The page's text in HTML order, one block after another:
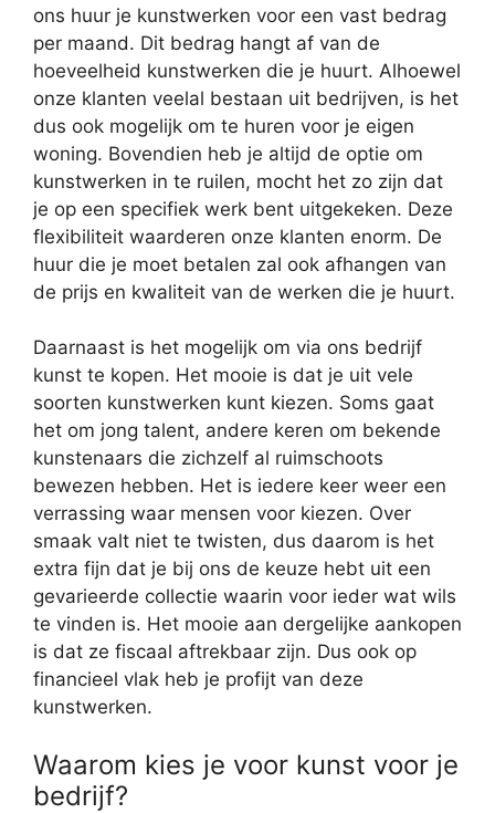
ons huur je kunstwerken voor een vast bedrag
per maand. Dit bedrag hangt af van de
hoeveelheid kunstwerken die je huurt. Alhoewel
onze klanten veelal bestaan uit bedrijven, is het
dus ook mogelijk om te huren voor je eigen
woning. Bovendien heb je altijd de optie om
kunstwerken in te ruilen, mocht het zo zijn dat
je op een specifiek werk bent uitgekeken. Deze
flexibiliteit waarderen onze klanten enorm. De
huur die je moet betalen zal ook afhangen van
de prijs en kwaliteit van de werken die je huurt.
Daarnaast is het mogelijk om via ons bedrijf
kunst te kopen. Het mooie is dat je uit vele
soorten kunstwerken kunt kiezen. Soms gaat
het om jong talent, andere keren om bekende
kunstenaars die zichzelf al ruimschoots
bewezen hebben. Het is iedere keer weer een
verrassing waar mensen voor kiezen. Over
smaak valt niet te twisten, dus daarom is het
extra fijn dat je bij ons de keuze hebt uit een
gevarieerde collectie waarin voor ieder wat wils
te vinden is. Het mooie aan dergelijke aankopen
is dat ze fiscaal aftrekbaar zijn. Dus ook op
financieel vlak heb je profijt van deze
kunstwerken.
Waarom kies je voor kunst voor je
bedrijf?